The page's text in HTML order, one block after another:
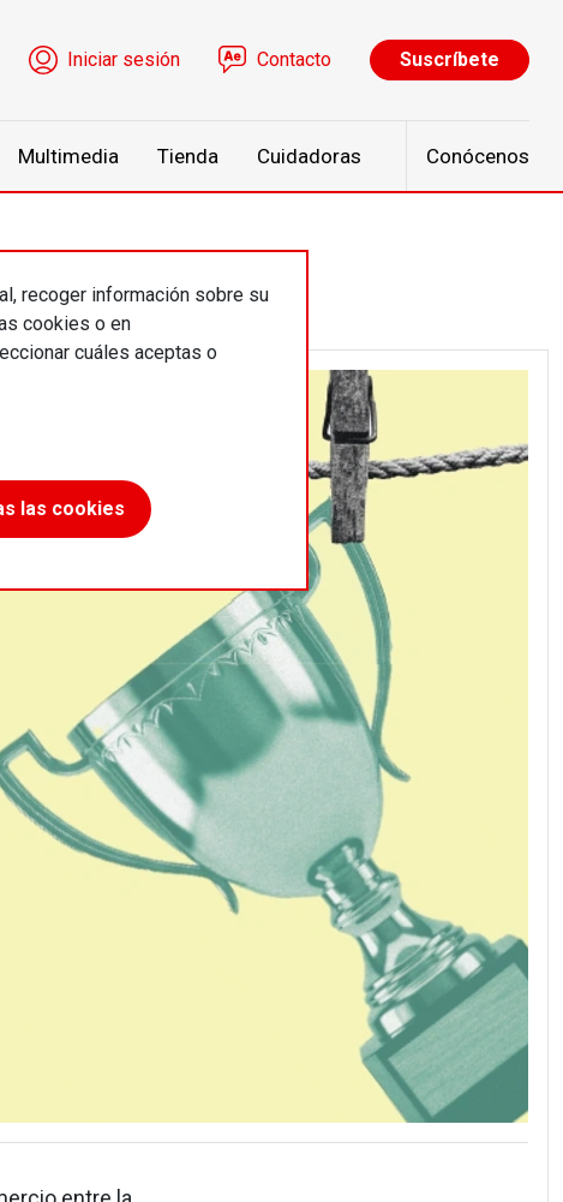
Menú de cuenta de usuario
Iniciar sesión Contacto Suscríbete
Multimedia Tienda Cuidadoras Conócenos
recoger información sobre su
cookies o en
cuáles aceptas o
las cookies